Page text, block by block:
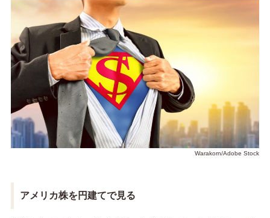
Warakorn/Adobe Stock
アメリカ株を円建てで見る